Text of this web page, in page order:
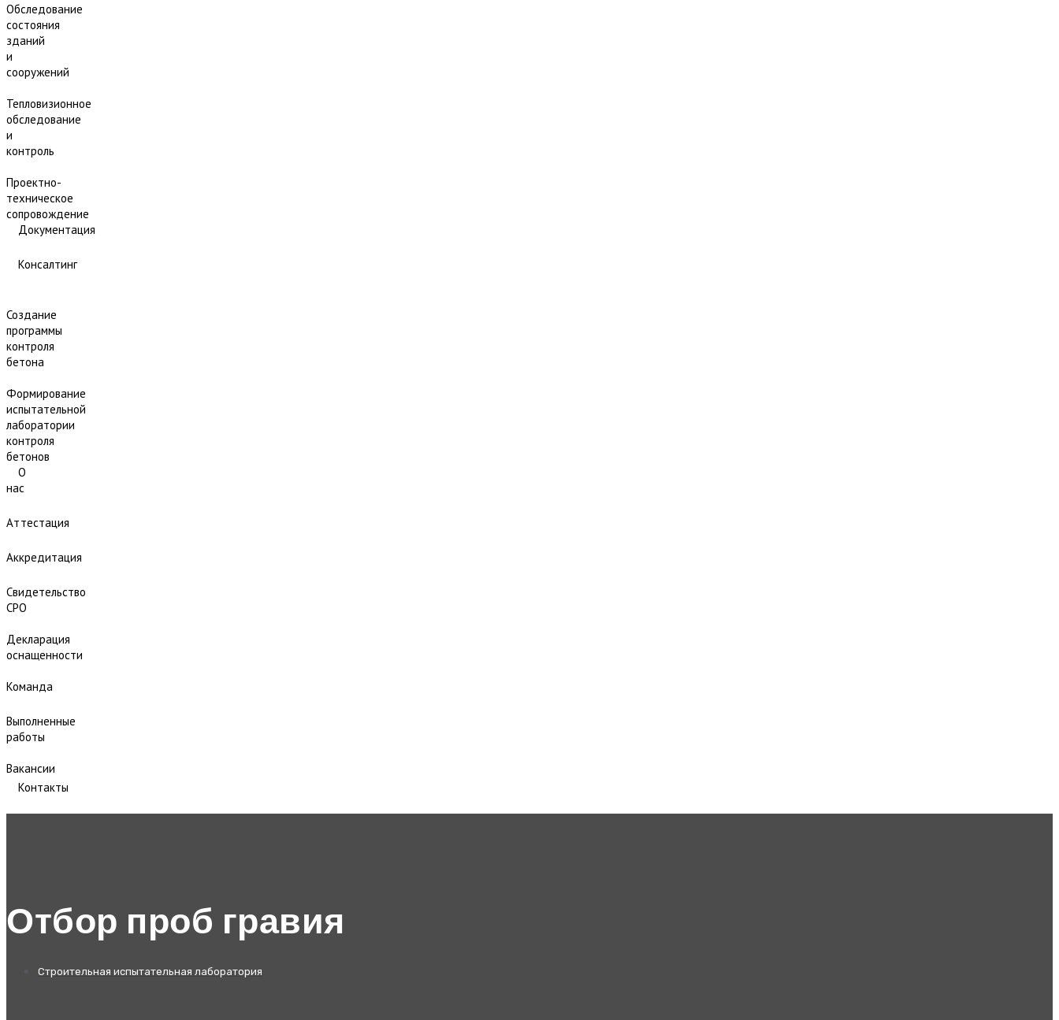
Обследование
состояния
зданий
и
сооружений
Тепловизионное
обследование
и
контроль
Проектно-
техническое
сопровождение
Документация
Консалтинг
Создание
программы
контроля
бетона
Формирование
испытательной
лаборатории
контроля
бетонов
О
нас
Аттестация
Аккредитация
Свидетельство
СРО
Декларация
оснащенности
Команда
Выполненные
работы
Вакансии
Контакты
Отбор проб гравия
Строительная испытательная лаборатория